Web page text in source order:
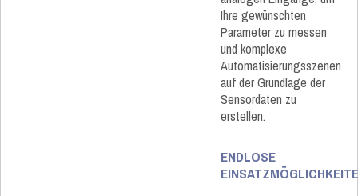
Ihre gewünschten
Parameter zu messen
und komplexe
Automatisierungsszenen
auf der Grundlage der
Sensordaten zu
erstellen.
ENDLOSE